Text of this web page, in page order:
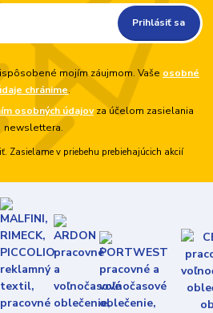
Prihlásiť sa
mojím záujmom. Vaše osobné
chránime.
osobných údajovza účelom zasielania
newslettera.
Zasielame v priebehu prebiehajúcich akcií